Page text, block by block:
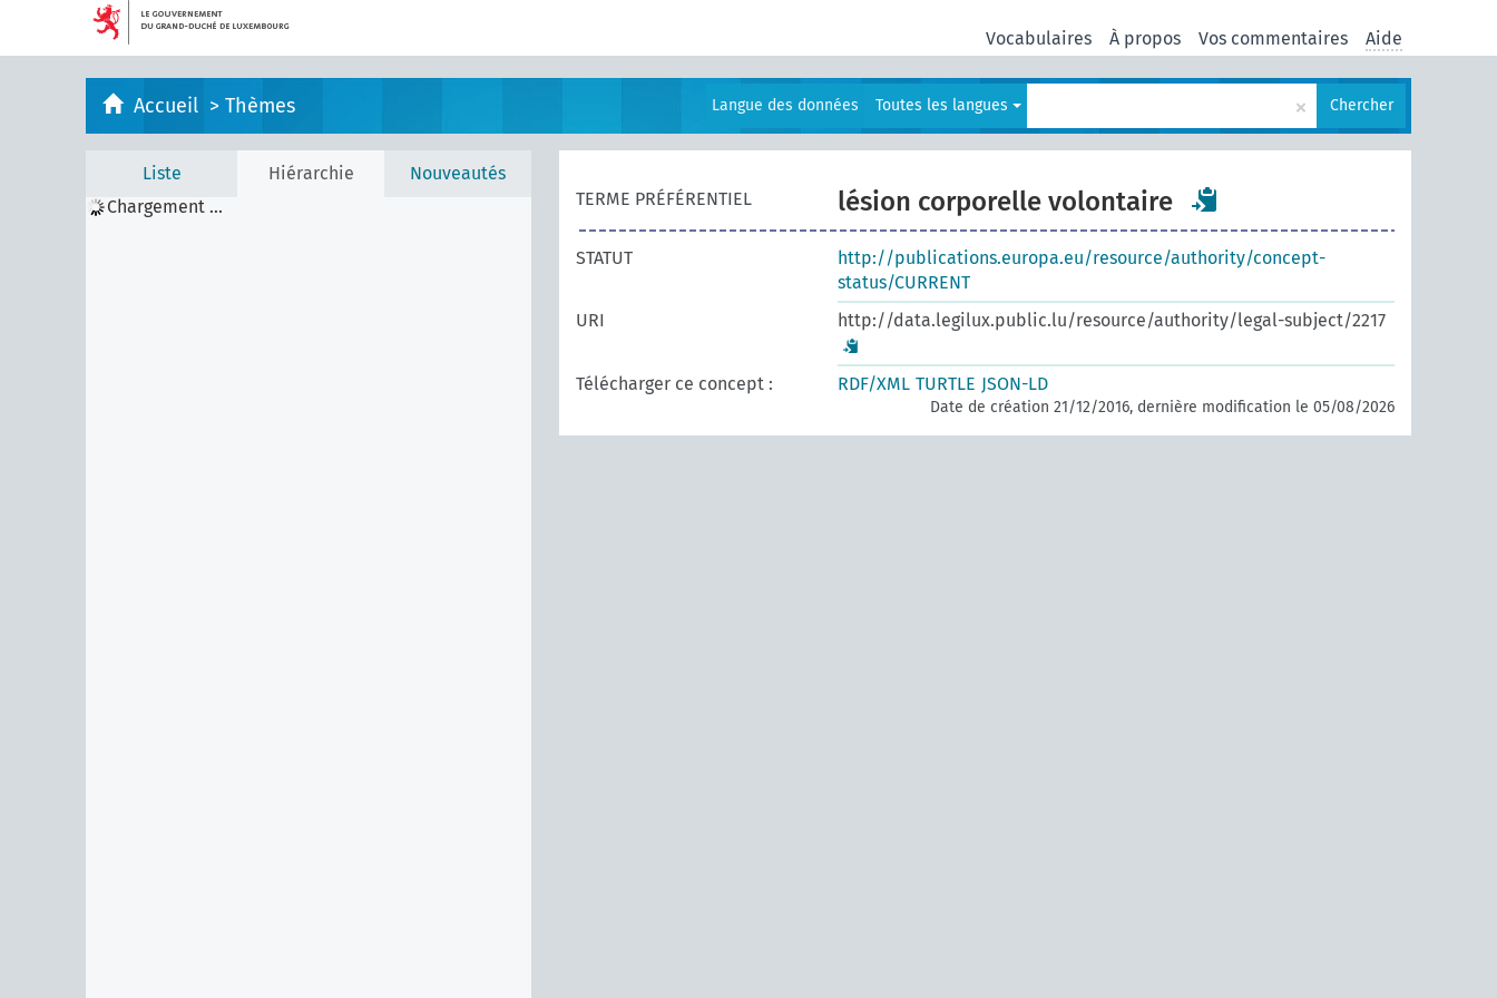
Vocabulaires À propos Vos commentaires Aide
Accueil > Thèmes Langue des données Toutes les langues × Chercher
Liste Hiérarchie
Nouveautés
Chargement ...
TERME PRÉFÉRENTIEL lésion corporelle volontaire
STATUT
http://publications.europa.eu/resource/authority/concept-
status/CURRENT
URI
http://data.legilux.public.lu/resource/authority/legal-subject/2217
Télécharger ce concept : RDF/XML TURTLE JSON-LD
Date de création 21/12/2016, dernière modification le 05/08/2026